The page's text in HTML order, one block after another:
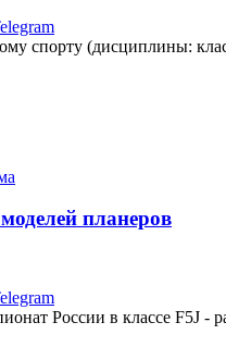
спорту (дисциплины:
планеров
России в классе F5J -